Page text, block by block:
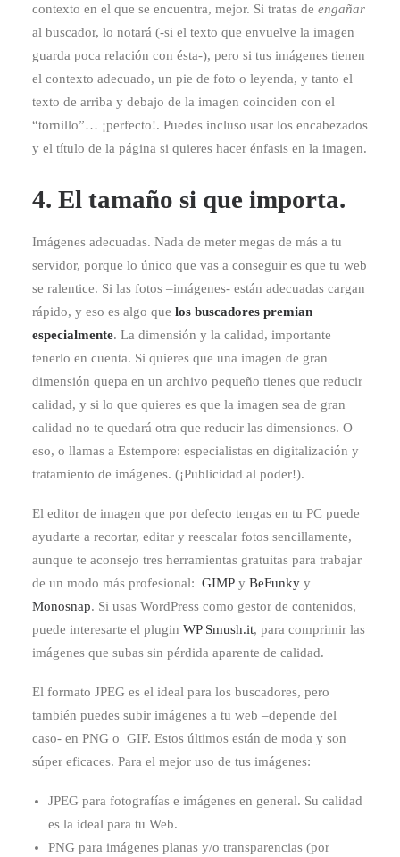
contexto en el que se encuentra, mejor. Si tratas de engañar
al buscador, lo notará (-si el texto que envuelve la imagen
guarda poca relación con ésta-), pero si tus imágenes tienen
el contexto adecuado, un pie de foto o leyenda, y tanto el
texto de arriba y debajo de la imagen coinciden con el
“tornillo”… ¡perfecto!. Puedes incluso usar los encabezados
y el título de la página si quieres hacer énfasis en la imagen.
4. El tamaño si que importa.
Imágenes adecuadas. Nada de meter megas de más a tu
servidor, porque lo único que vas a conseguir es que tu web
se ralentice. Si las fotos –imágenes- están adecuadas cargan
rápido, y eso es algo que los buscadores premian
especialmente. La dimensión y la calidad, importante
tenerlo en cuenta. Si quieres que una imagen de gran
dimensión quepa en un archivo pequeño tienes que reducir
calidad, y si lo que quieres es que la imagen sea de gran
calidad no te quedará otra que reducir las dimensiones. O
eso, o llamas a Estempore: especialistas en digitalización y
tratamiento de imágenes. (¡Publicidad al poder!).
El editor de imagen que por defecto tengas en tu PC puede
ayudarte a recortar, editar y reescalar fotos sencillamente,
aunque te aconsejo tres herramientas gratuitas para trabajar
de un modo más profesional: GIMP y BeFunky y
Monosnap. Si usas WordPress como gestor de contenidos,
puede interesarte el plugin WP Smush.it, para comprimir las
imágenes que subas sin pérdida aparente de calidad.
El formato JPEG es el ideal para los buscadores, pero
también puedes subir imágenes a tu web –depende del
caso- en PNG o GIF. Estos últimos están de moda y son
súper eficaces. Para el mejor uso de tus imágenes:
JPEG para fotografías e imágenes en general. Su calidad
es la ideal para tu Web.
PNG para imágenes planas y/o transparencias (por